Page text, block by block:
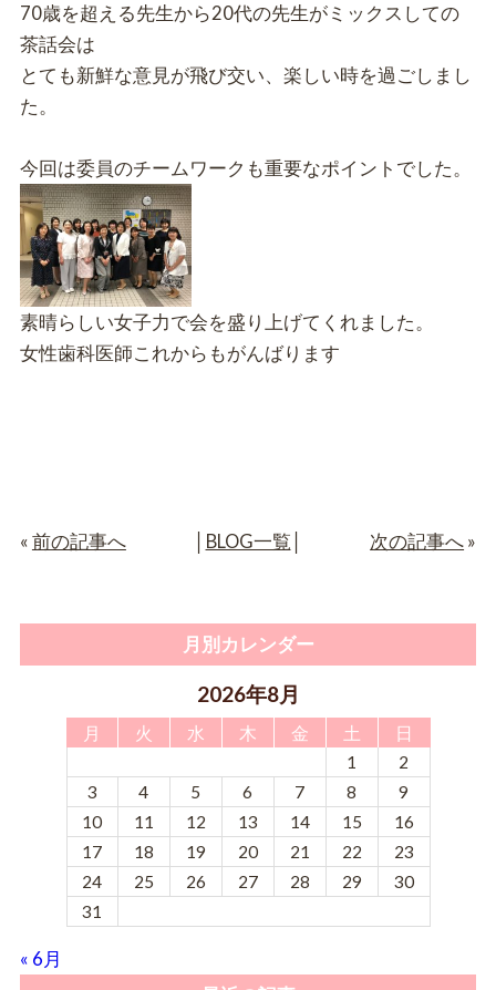
70歳を超える先生から20代の先生がミックスしての
茶話会は
とても新鮮な意見が飛び交い、楽しい時を過ごしまし
た。
今回は委員のチームワークも重要なポイントでした。
素晴らしい女子力で会を盛り上げてくれました。
女性歯科医師これからもがんばります
« 前の記事へ BLOG一覧 次の記事へ »
月別カレンダー
2026年8月
月 火 水 木 金 土
日
1
2
3
4 5 6 7 8
9
10
11 12 13 14 15
16
17
18 19 20 21 22
23
24
25 26 27 28 29
30
31
« 6月